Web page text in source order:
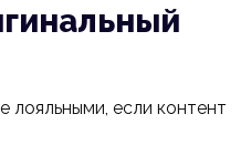
лояльными, если контент